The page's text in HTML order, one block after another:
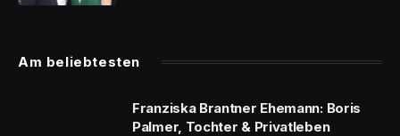
Am beliebtesten
Franziska Brantner Ehemann: Boris
Palmer, Tochter & Privatleben